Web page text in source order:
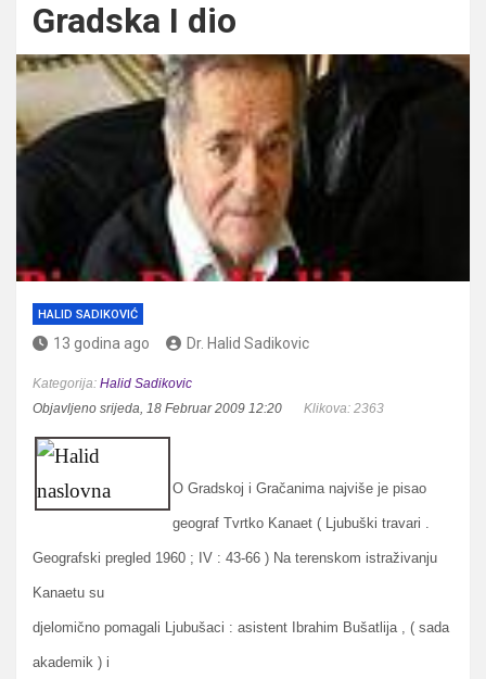
Gradska I dio
HALID SADIKOVIĆ
13 godina ago Dr. Halid Sadikovic
Kategorija: Halid Sadikovic
Objavljeno srijeda, 18 Februar 2009 12:20
Klikova: 2363
O Gradskoj i Gračanima najviše je pisao
geograf Tvrtko Kanaet ( Ljubuški travari .
Geografski pregled 1960 ; IV : 43-66 ) Na terenskom istraživanju
Kanaetu su
djelomično pomagali Ljubušaci : asistent Ibrahim Bušatlija , ( sada
akademik ) i